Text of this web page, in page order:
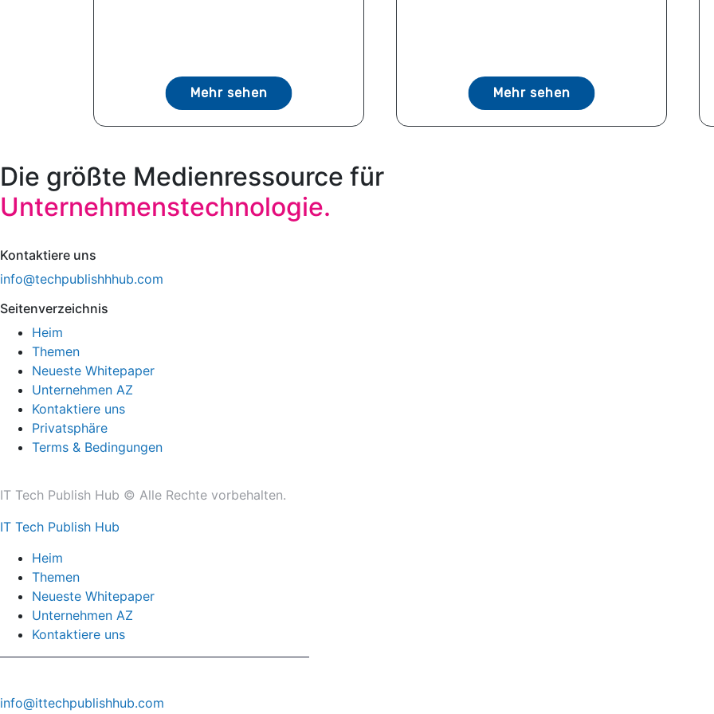
Mehr sehen Mehr sehen
Die größte Medienressource für
Unternehmenstechnologie.
Kontaktiere uns
info@techpublishhhub.com
Seitenverzeichnis
Heim
Themen
Neueste Whitepaper
Unternehmen AZ
Kontaktiere uns
Privatsphäre
Terms & Bedingungen
IT Tech Publish Hub © Alle Rechte vorbehalten.
IT Tech Publish Hub
Heim
Themen
Neueste Whitepaper
Unternehmen AZ
Kontaktiere uns
info@ittechpublishhub.com